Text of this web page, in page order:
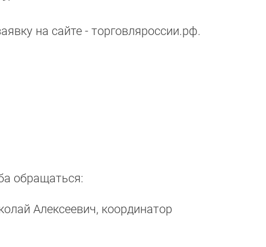
на сайте - торговляроссии.рф.
обращаться:
Алексеевич, координатор